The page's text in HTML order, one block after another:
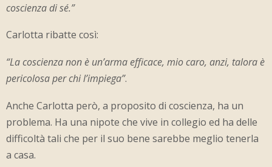
coscienza di sé.”
Carlotta ribatte così:
“La coscienza non è un’arma efficace, mio caro, anzi, talora è
pericolosa per chil’impiega”.
Anche Carlotta però, a proposito di coscienza, ha un
problema. Ha una nipote che vive in collegio ed ha delle
difficoltà tali che per il suo bene sarebbe meglio tenerla
a casa.